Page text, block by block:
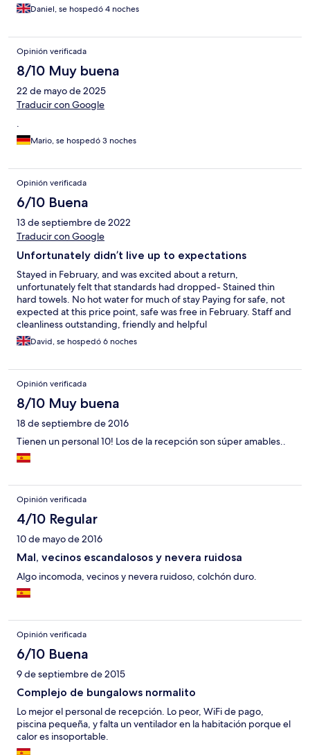
Daniel, se hospedó 4 noches
Opinión verificada
8/10 Muy buena
22 de mayo de 2025
Traducir con Google
.
Mario, se hospedó 3 noches
Opinión verificada
6/10 Buena
13 de septiembre de 2022
Traducir con Google
Unfortunately didn’t live up to expectations
Stayed in February, and was excited about a return,
unfortunately felt that standards had dropped- Stained thin
hard towels. No hot water for much of stay Paying for safe, not
expected at this price point, safe was free in February. Staff and
cleanliness outstanding, friendly and helpful
David, se hospedó 6 noches
Opinión verificada
8/10 Muy buena
18 de septiembre de 2016
Tienen un personal 10! Los de la recepción son súper amables..
Opinión verificada
4/10 Regular
10 de mayo de 2016
Mal, vecinos escandalosos y nevera ruidosa
Algo incomoda, vecinos y nevera ruidoso, colchón duro.
Opinión verificada
6/10 Buena
9 de septiembre de 2015
Complejo de bungalows normalito
Lo mejor el personal de recepción. Lo peor, WiFi de pago,
piscina pequeña, y falta un ventilador en la habitación porque el
calor es insoportable.